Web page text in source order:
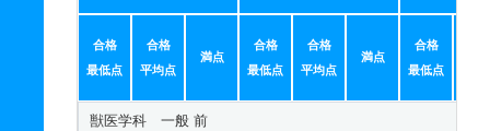
合格
最低点
合格
平均点
満点
合格
最低点
合格
平均点
満点
合格
最低点
獣医学科 一般 前